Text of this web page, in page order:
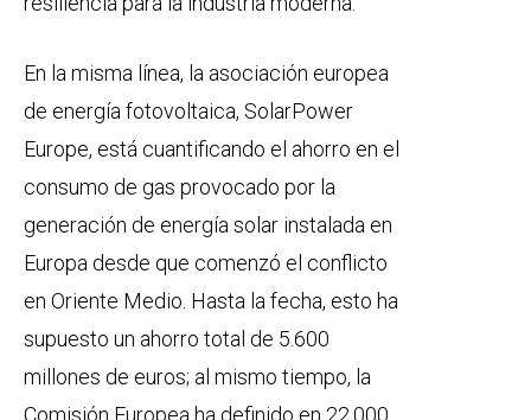
En la misma línea, la asociación europea
de energía fotovoltaica, SolarPower
Europe, está cuantificando el ahorro en el
consumo de gas provocado por la
generación de energía solar instalada en
Europa desde que comenzó el conflicto
en Oriente Medio. Hasta la fecha, esto ha
supuesto un ahorro total de 5.600
millones de euros; al mismo tiempo, la
Comisión Europea ha definido en 22.000